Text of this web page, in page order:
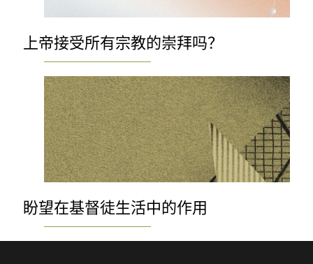
上帝接受所有宗教的崇拜吗？
盼望在基督徒生活中的作用